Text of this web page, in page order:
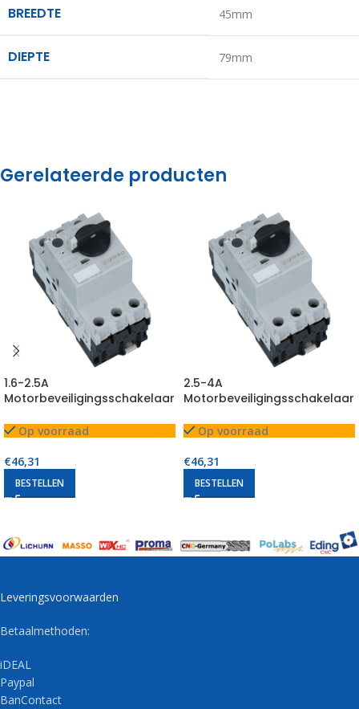
BREEDTE 45mm
DIEPTE 79mm
Gerelateerde producten
1.6-2.5A
Motorbeveiligingsschakelaar
Op voorraad
€46,31
BESTELLEN
2.5-4A
Motorbeveiligingsschakelaar
Op voorraad
€46,31
BESTELLEN
Leveringsvoorwaarden
Betaalmethoden:
iDEAL
Paypal
BanContact